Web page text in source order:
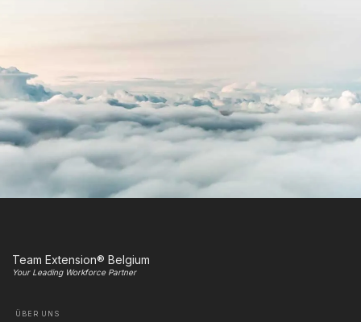
Team Extension® Belgium
Your Leading Workforce Partner
ÜBER UNS